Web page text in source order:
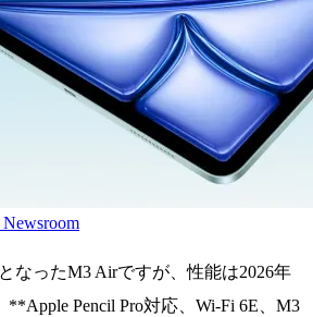
なったM3 Airですが、性能は2026年
Pencil Pro対応、Wi-Fi 6E、M3